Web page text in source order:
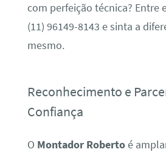
com perfeição técnica? Entre
(11) 96149-8143 e sinta a
mesmo.
Reconhecimento e
Confiança
O Montador Robertoé